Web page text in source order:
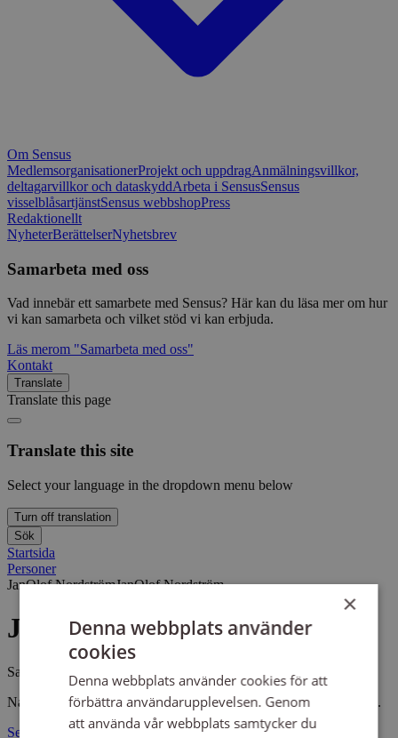
Om Sensus
MedlemsorganisationerProjekt och uppdragAnmälningsvillkor,
deltagarvillkor och dataskyddArbeta i SensusSensus
visselblåsartjänstSensus webbshopPress
Redaktionellt
NyheterBerättelserNyhetsbrev
Samarbeta med oss
Vad innebär ett samarbete med Sensus? Här kan du läsa mer om hur
vi kan samarbeta och vilket stöd vi kan erbjuda.
Läs merom "Samarbeta med oss"
Kontakt
Translate
Translate this page
Translate this site
Select your language in the dropdown menu below
Turn off translation
Sök
Startsida
Personer
JanOlof NordströmJanOlof Nordström
JanOlof Nordström
Samordnare Ideellt forum i Svenska kyrkan
Nationell samordnare för nätverket Ideellt forum i Svenska kyrkan.
Sensus riksförbund
×
Denna webbplats använder
cookies
Denna webbplats använder cookies för att
förbättra användarupplevelsen. Genom
att använda vår webbplats samtycker du